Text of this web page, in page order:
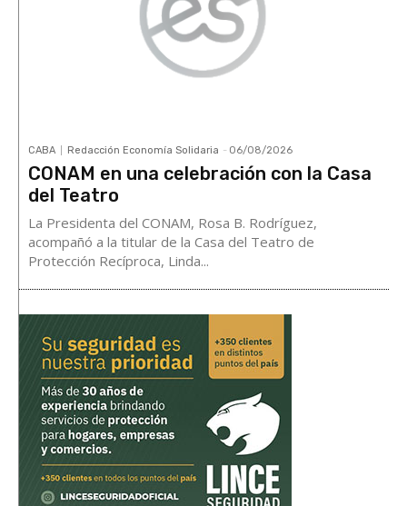
CABA Redacción Economía Solidaria - 06/08/2026
CONAM en una celebración con la Casa
del Teatro
La Presidenta del CONAM, Rosa B. Rodríguez,
acompañó a la titular de la Casa del Teatro de
Protección Recíproca, Linda...